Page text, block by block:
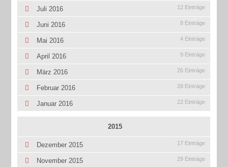
Juli 2016 12 Einträge
Juni 2016 8 Einträge
Mai 2016 4 Einträge
April 2016 9 Einträge
März 2016 26 Einträge
Februar 2016 28 Einträge
Januar 2016 22 Einträge
2015
Dezember 2015 17 Einträge
November 2015 29 Einträge